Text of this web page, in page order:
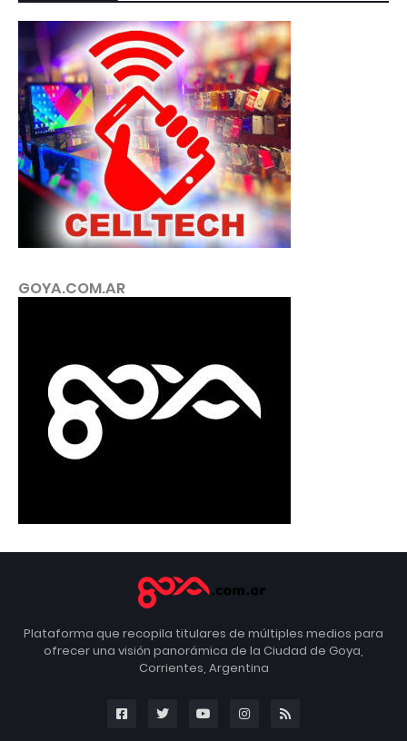
GOYA.COM.AR
Plataforma que recopila titulares de múltiples medios para
ofrecer una visión panorámica de la Ciudad de Goya,
Corrientes, Argentina